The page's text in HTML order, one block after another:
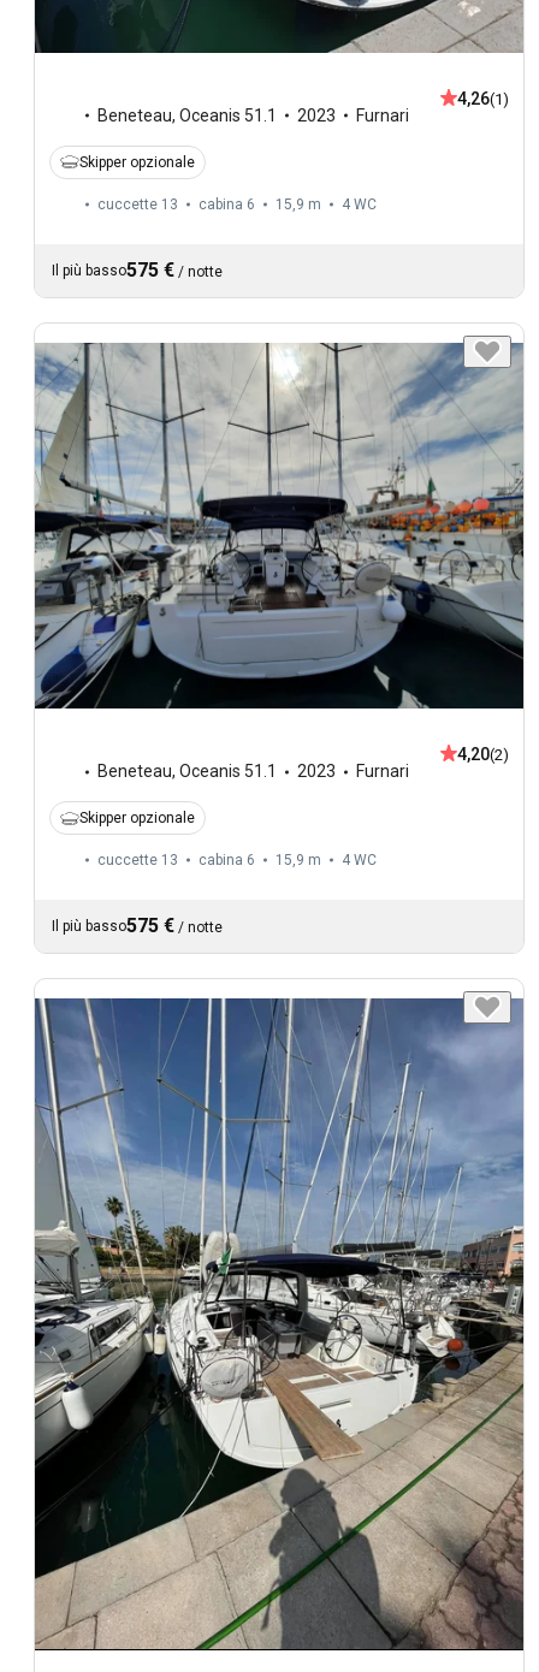
Beneteau, Oceanis 51.1 2023 Furnari
4,26(1)
Skipper opzionale
cuccette 13 cabina 6 15,9 m 4 WC
Il più basso575 € / notte
Beneteau, Oceanis 51.1 2023 Furnari
4,20(2)
Skipper opzionale
cuccette 13 cabina 6 15,9 m 4 WC
Il più basso575 € / notte